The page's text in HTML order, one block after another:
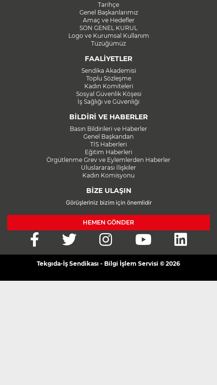
Tarihçe
Genel Başkanlarımız
Amaç ve Hedefler
SON GENEL KURUL
Logo ve Kurumsal Kullanım
Tüzüğümüz
FAALİYETLER
Sendika Akademisi
Toplu Sözleşme
Kadın Komiteleri
Sosyal Güvenlik Köşesi
İş Sağlığı ve Güvenliği
BİLDİRİ VE HABERLER
Basın Bildirileri ve Haberler
Genel Başkandan
TİS Haberleri
Eğitim Haberleri
Örgütlenme Grev ve Eylemlerden Haberler
Uluslararası İlişkiler
Kadın Komisyonu
BİZE ULAŞIN
Görüşleriniz bizim için önemlidir
HEMEN GÖNDER
Tekgıda-İş Sendikası - Bilgi İşlem Servisi © 2026